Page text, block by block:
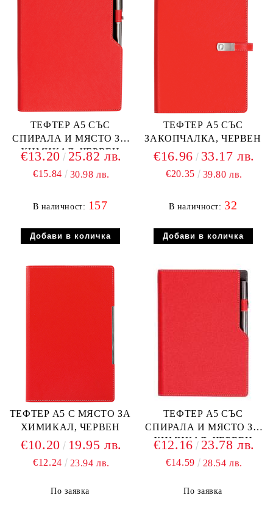
ТЕФТЕР А5 СЪС
СПИРАЛА И МЯСТО ЗА
ХИМИКАЛ, ЧЕРВЕН
€13.20 25.82 лв.
€15.84 30.98 лв.
В наличност: 157
ТЕФТЕР А5 СЪС
ЗАКОПЧАЛКА, ЧЕРВЕН
€16.96 33.17 лв.
€20.35 39.80 лв.
В наличност: 32
ТЕФТЕР А5 С МЯСТО ЗА
ХИМИКАЛ, ЧЕРВЕН
€10.20 19.95 лв.
€12.24 23.94 лв.
По заявка
ТЕФТЕР А5 СЪС
СПИРАЛА И МЯСТО ЗА
ХИМИКАЛ, ЧЕРВЕН
€12.16 23.78 лв.
€14.59 28.54 лв.
По заявка